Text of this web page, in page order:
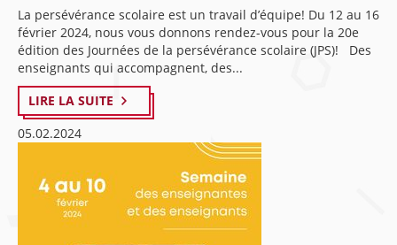
La persévérance scolaire est un travail d’équipe! Du 12 au 16
février 2024, nous vous donnons rendez-vous pour la 20e
édition des Journées de la persévérance scolaire (JPS)! Des
enseignants qui accompagnent, des...
LIRE LA SUITE
05.02.2024